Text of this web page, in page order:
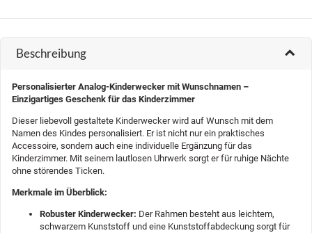
Beschreibung
Personalisierter Analog-Kinderwecker mit Wunschnamen –
Einzigartiges Geschenk für das Kinderzimmer
Dieser liebevoll gestaltete Kinderwecker wird auf Wunsch mit dem
Namen des Kindes personalisiert. Er ist nicht nur ein praktisches
Accessoire, sondern auch eine individuelle Ergänzung für das
Kinderzimmer. Mit seinem lautlosen Uhrwerk sorgt er für ruhige Nächte
ohne störendes Ticken.
Merkmale im Überblick:
Robuster Kinderwecker: Der Rahmen besteht aus leichtem,
schwarzem Kunststoff und eine Kunststoffabdeckung sorgt für